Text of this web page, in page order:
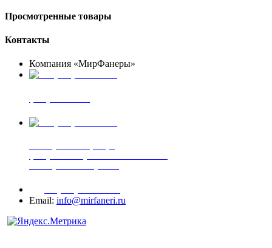
Просмотренные товары
Контакты
Компания «МирФанеры»
Email: info@mirfaneri.ru